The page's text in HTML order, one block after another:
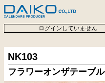
ログインしていません
NK103
フラワーオンザテーブル